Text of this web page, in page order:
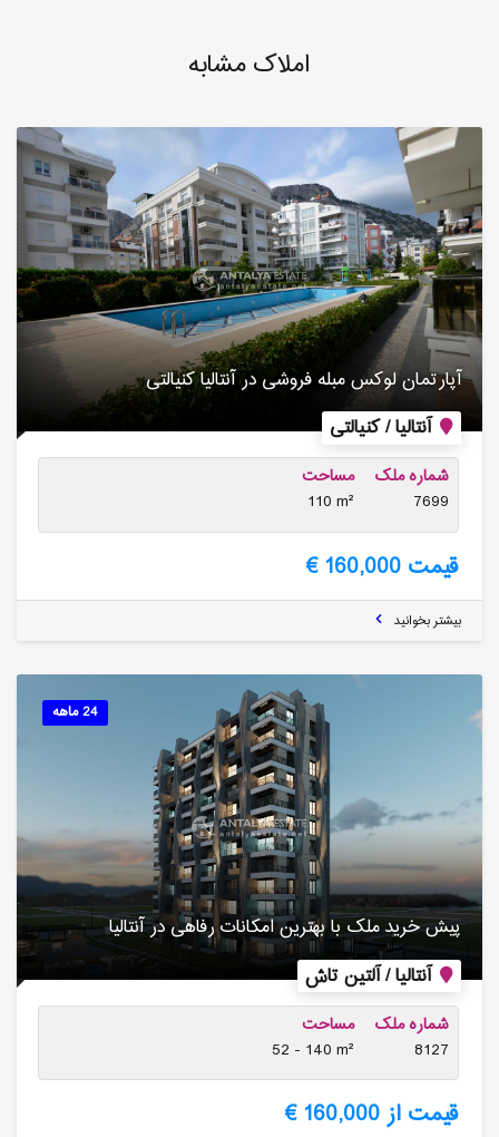
املاک مشابه
آنتالیا / کنیالتی
آپارتمان لوکس مبله فروشی در آنتالیا کنیالتی
شماره ملک
7699
مساحت
110 m²
قیمت 160,000 €
بیشتر بخوانید
24 ماهه
آنتالیا / آلتین تاش
پیش خرید ملک با بهترین امکانات رفاهی در آنتالیا
شماره ملک
8127
مساحت
52 - 140 m²
قیمت از 160,000 €